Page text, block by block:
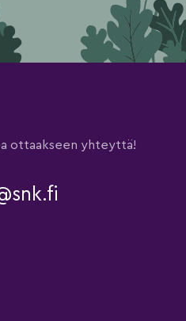
ottaakseen yhteyttä!